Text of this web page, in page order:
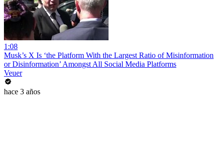
1:08
Musk’s X Is ‘the Platform With the Largest Ratio of Misinformation
or Disinformation’ Amongst All Social Media Platforms
Veuer
hace 3 años